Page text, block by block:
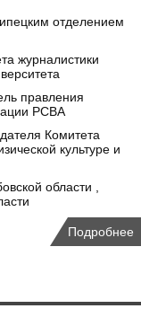
отделением
журналистики
правления
РСВА
Комитета
культуре и
области ,
Подробнее